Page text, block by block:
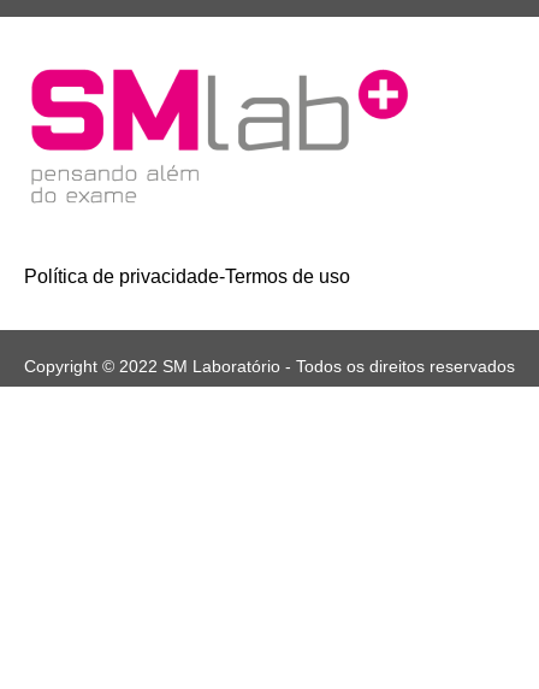
Política de privacidade-Termos de uso
Copyright © 2022 SM Laboratório - Todos os direitos reservados